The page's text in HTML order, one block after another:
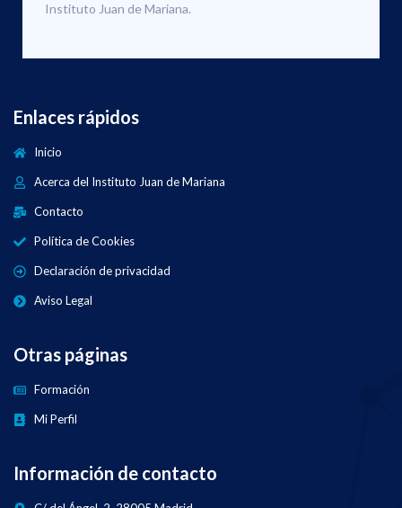
Instituto Juan de Mariana.
Enlaces rápidos
Inicio
Acerca del Instituto Juan de Mariana
Contacto
Política de Cookies
Declaración de privacidad
Aviso Legal
Otras páginas
Formación
Mi Perfil
Información de contacto